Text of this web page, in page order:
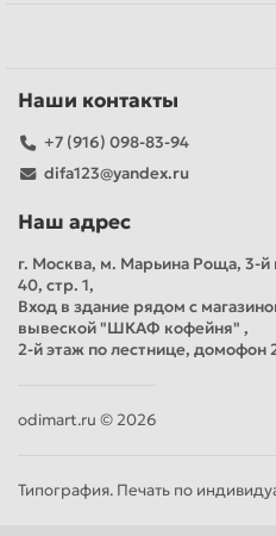
Наши контакты
+7 (916) 098-83-94
difa123@yandex.ru
Наш адрес
г. Москва, м. Марьина Роща, 3-
40, стр. 1,
Вход в здание рядом с
вывеской "ШКАФ кофейня" ,
2-й этаж по лестнице, домофон
odimart.ru © 2026
Типография. Печать по